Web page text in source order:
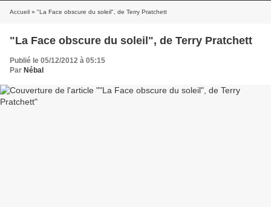
Accueil » "La Face obscure du soleil", de Terry Pratchett
"La Face obscure du soleil", de Terry Pratchett
Publié le 05/12/2012 à 05:15
Par Nébal